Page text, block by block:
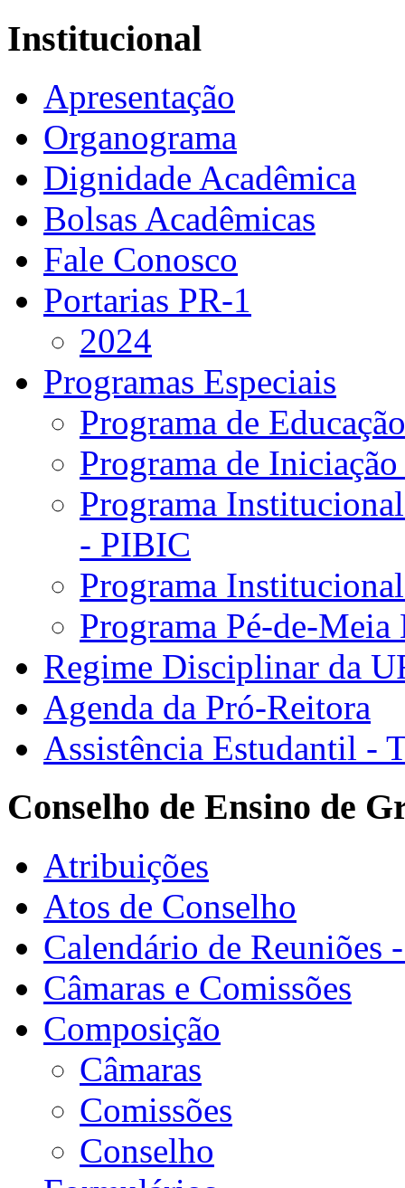
Institucional
Apresentação
Organograma
Dignidade Acadêmica
Bolsas Acadêmicas
Fale Conosco
Portarias PR-1
2024
Programas Especiais
Programa de
Programa de
Programa
- PIBIC
Programa
Programa Pé-de-
Regime Disciplinar da
Agenda da Pró-Reitora
Assistência Estudantil -
Conselho de Ensino de
Atribuições
Atos de Conselho
Calendário de Reuniões
Câmaras e Comissões
Composição
Câmaras
Comissões
Conselho